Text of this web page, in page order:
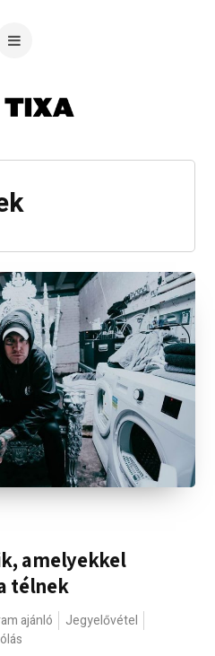
amelyekkel
télnek
ajánló
Jegyelővétel